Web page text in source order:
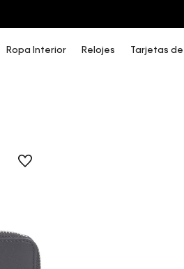
Ropa Interior Relojes Tarjetas